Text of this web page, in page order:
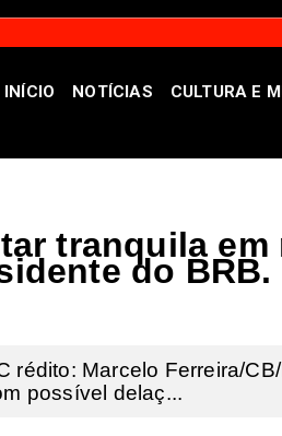
INÍCIO NOTÍCIAS CULTURA E
paradas de ônibus: saiba
tranquila
do BRB.
Marcelo Ferreira/
possível delaç...